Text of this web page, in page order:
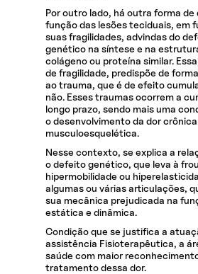
Por outro lado, há outra forma de
função das lesões teciduais, em
suas fragilidades, advindas do
genético na síntese e na
colágeno ou proteína similar.
de fragilidade, predispõe de
ao trauma, que é de efeito
não. Esses traumas ocorrem a
longo prazo, sendo mais uma
o desenvolvimento da dor crônica
musculoesquelética.
Nesse contexto, se explica a
o defeito genético, que leva à
hipermobilidade ou
algumas ou várias articulações,
sua mecânica prejudicada na
estática e dinâmica.
Condição que se justifica a
assistência Fisioterapêutica, a
saúde com maior
tratamento dessa dor.